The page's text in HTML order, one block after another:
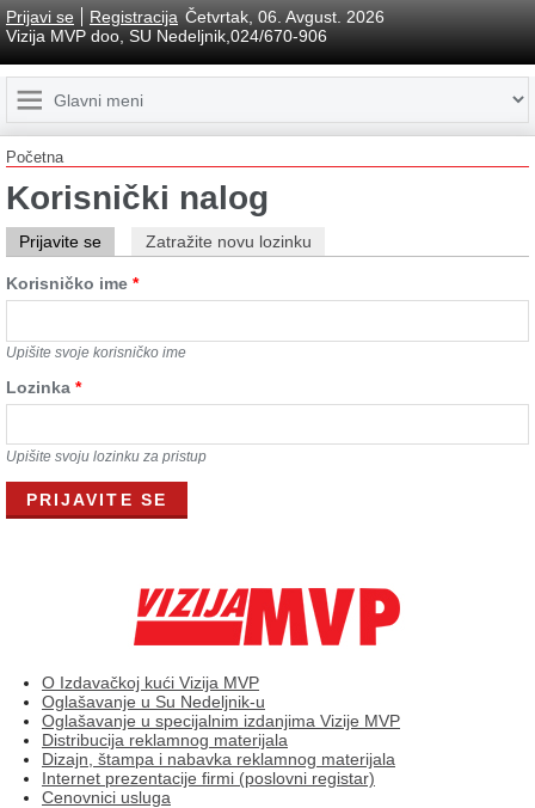
Prijavi se Registracija Četvrtak, 06. Avgust. 2026
Vizija MVP doo, SU Nedeljnik,024/670-906
Početna
Korisnički nalog
Prijavite se Zatražite novu lozinku
Korisničko ime *
Upišite svoje korisničko ime
Lozinkа *
Upišite svoju lozinku za pristup
O Izdavačkoj kući Vizija MVP
Oglašavanje u Su Nedeljnik-u
Oglašavanje u specijalnim izdanjima Vizije MVP
Distribucija reklamnog materijala
Dizajn, štampa i nabavka reklamnog materijala
Internet prezentacije firmi (poslovni registar)
Cenovnici usluga